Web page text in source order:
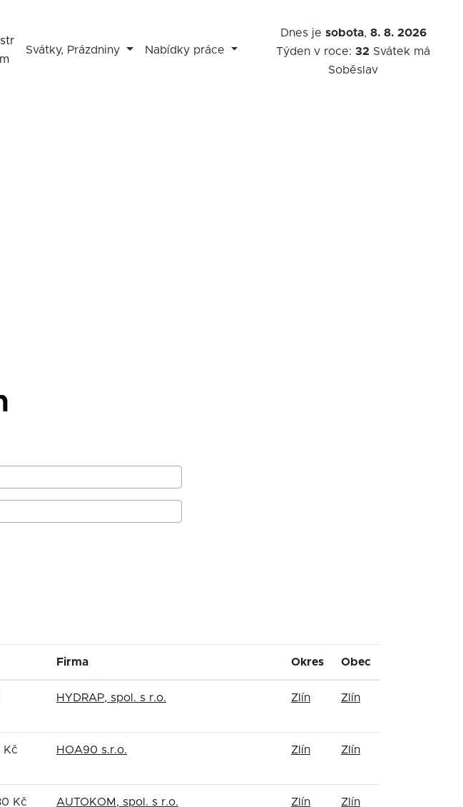
Svátky, Prázdniny Nabídky práce
Dnes je sobota, 8. 8. 2026
Týden v roce:32 Svátek má
Soběslav
Firma Okres Obec
HYDRAP, spol. s r.o. Zlín Zlín
Kč HOA90 s.r.o. Zlín Zlín
Kč AUTOKOM, spol. s r.o. Zlín Zlín